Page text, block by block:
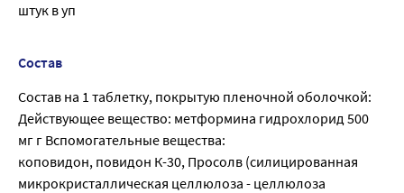
штук в уп
Состав
Состав на 1 таблетку, покрытую пленочной оболочкой:
Действующее вещество: метформина гидрохлорид 500
мг г Вспомогательные вещества:
коповидон, повидон К-30, Просолв (силицированная
микрокристаллическая целлюлоза - целлюлоза